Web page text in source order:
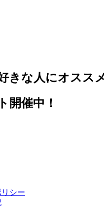
きな人にオスス
開催中！
シー